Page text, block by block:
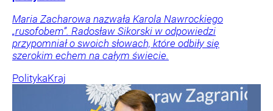
Maria Zacharowa nazwała Karola Nawrockiego
„rusofobem”. Radosław Sikorski w odpowiedzi
przypomniał o swoich słowach, które odbiły się
szerokim echem na całym świecie.
PolitykaKraj